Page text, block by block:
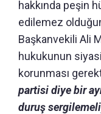
hakkında peşin
edilemez
Başkanvekili Ali
hukukunun
korunması
partisi diye bir
duruş